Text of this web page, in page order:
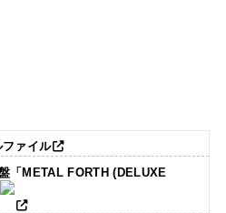
ファイル
「METAL FORTH (DELUXE